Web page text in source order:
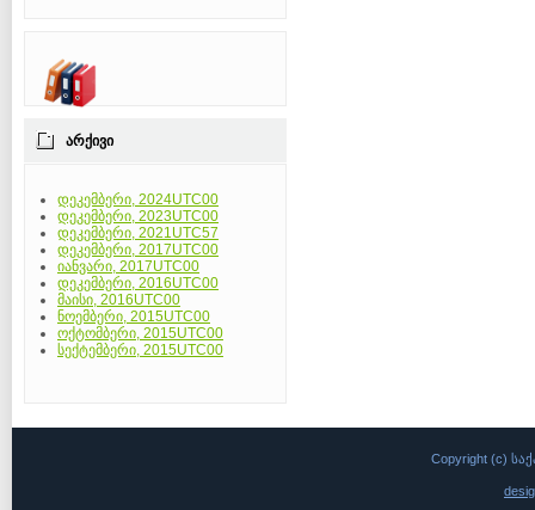
ᲐᲠᲥᲘᲕᲘ
დეკემბერი, 2024UTC00
დეკემბერი, 2023UTC00
დეკემბერი, 2021UTC57
დეკემბერი, 2017UTC00
იანვარი, 2017UTC00
დეკემბერი, 2016UTC00
მაისი, 2016UTC00
ნოემბერი, 2015UTC00
ოქტომბერი, 2015UTC00
სექტემბერი, 2015UTC00
Copyright (c)